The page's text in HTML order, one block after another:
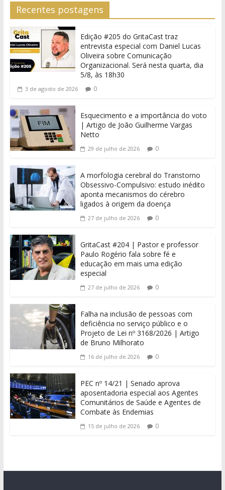
Recentes postagens
Edição #205 do GritaCast traz
entrevista especial com Daniel Lucas
Oliveira sobre Comunicação
Organizacional. Será nesta quarta, dia
5/8, às 18h30
3 de agosto de 2026 0
Esquecimento e a importância do voto
| Artigo de João Guilherme Vargas
Netto
29 de julho de 2026 0
A morfologia cerebral do Transtorno
Obsessivo-Compulsivo: estudo inédito
aponta mecanismos do cérebro
ligados à origem da doença
27 de julho de 2026 0
GritaCast #204 | Pastor e professor
Paulo Rogério fala sobre fé e
educação em mais uma edição
especial
27 de julho de 2026 0
Falha na inclusão de pessoas com
deficiência no serviço público e o
Projeto de Lei nº 3168/2026 | Artigo
de Bruno Milhorato
16 de julho de 2026 0
PEC nº 14/21 | Senado aprova
aposentadoria especial aos Agentes
Comunitários de Saúde e Agentes de
Combate às Endemias
15 de julho de 2026 0